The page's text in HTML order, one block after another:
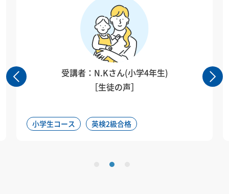
受講者：N.Kさん(小学4年生)
［生徒の声］
小学生コース 英検2級合格